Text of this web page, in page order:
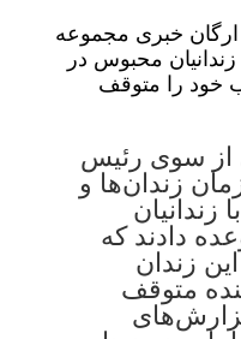
ارگان خبری مجموعه
محبوس در
خود را متوقف
از سوی رئیس
زندان‌ها و
زندانیان
دادند که
زندان
متوقف